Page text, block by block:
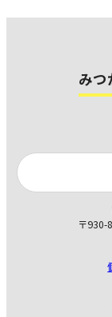
みつ
〒930-